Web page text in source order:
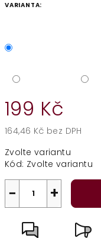
VARIANTA:
199 Kč
164,46 Kč bez DPH
cena:
Zvolte variantu
Kód: Zvolte variantu
+
−